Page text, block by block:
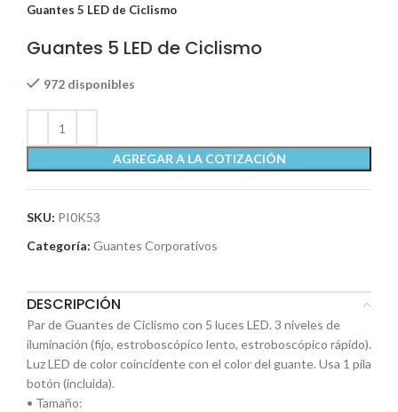
Guantes 5 LED de Ciclismo
Guantes 5 LED de Ciclismo
972 disponibles
AGREGAR A LA COTIZACIÓN
SKU: PI0K53
Categoría: Guantes Corporativos
DESCRIPCIÓN
Par de Guantes de Ciclismo con 5 luces LED. 3 niveles de
iluminación (fijo, estroboscópico lento, estroboscópico rápido).
Luz LED de color coincidente con el color del guante. Usa 1 pila
botón (incluida).
• Tamaño: